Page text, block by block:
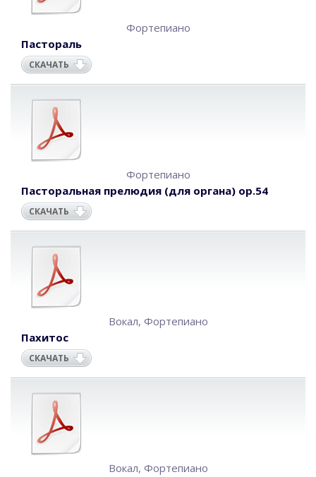
Фортепиано
Пастораль
СКАЧАТЬ
Фортепиано
Пасторальная прелюдия (для органа) op.54
СКАЧАТЬ
Вокал, Фортепиано
Пахитос
СКАЧАТЬ
Вокал, Фортепиано